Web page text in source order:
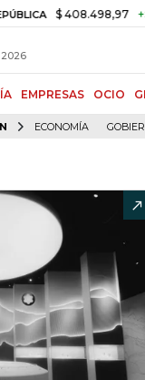
$ 408.498,97 +$
2026
EMPRESAS OCIO
ECONOMÍA